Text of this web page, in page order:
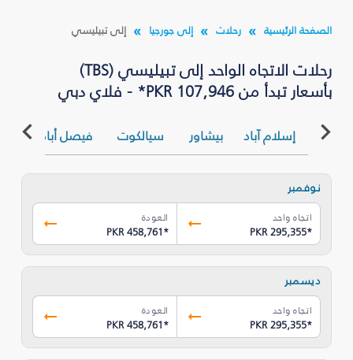
الصفحة الرئيسية رحلات إلى جورجيا إلى تبيليسي
رحلات الاتجاه الواحد إلى تبيليسي (TBS)
بأسعار تبدأ من PKR 107,946* - فلاي دبي
إسلام آباد بيشاور سيالكوت فيصل أباد
نوفمبر
اتجاه واحد
PKR 295,355*
العودة
PKR 458,761*
ديسمبر
اتجاه واحد
PKR 295,355*
العودة
PKR 458,761*